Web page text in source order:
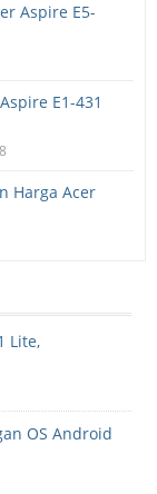
Aspire E5-
E1-431
Harga Acer
Lite,
OS Android